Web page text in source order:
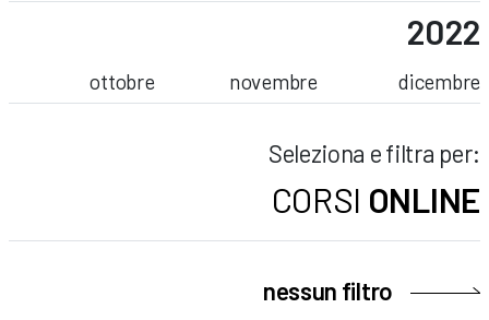
2022
novembre dicembre
ottobre
Seleziona e filtra per:
CORSI ONLINE
nessun filtro